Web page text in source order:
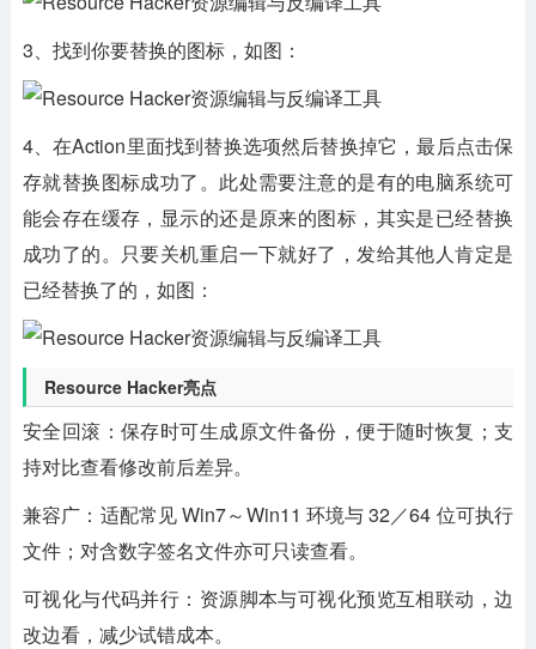
3、找到你要替换的图标，如图：
4、在Action里面找到替换选项然后替换掉它，最后点击保
存就替换图标成功了。此处需要注意的是有的电脑系统可
能会存在缓存，显示的还是原来的图标，其实是已经替换
成功了的。只要关机重启一下就好了，发给其他人肯定是
已经替换了的，如图：
Resource Hacker亮点
安全回滚：保存时可生成原文件备份，便于随时恢复；支
持对比查看修改前后差异。
兼容广： 适配常见 Win7～Win11 环境与 32／64 位可执行
文件；对含数字签名文件亦可只读查看。
可视化与代码并行： 资源脚本与可视化预览互相联动，边
改边看，减少试错成本。